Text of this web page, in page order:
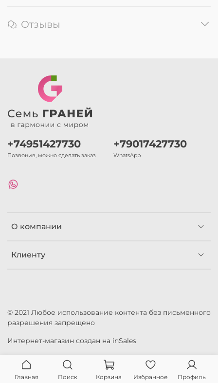
Отзывы
О компании
Клиенту
+74951427730
Позвонив, можно сделать заказ
+79017427730
WhatsApp
© 2021 Любое использование контента без письменного
разрешения запрещено
Интернет-магазин создан на inSales
Главная Поиск Корзина Избранное Профиль